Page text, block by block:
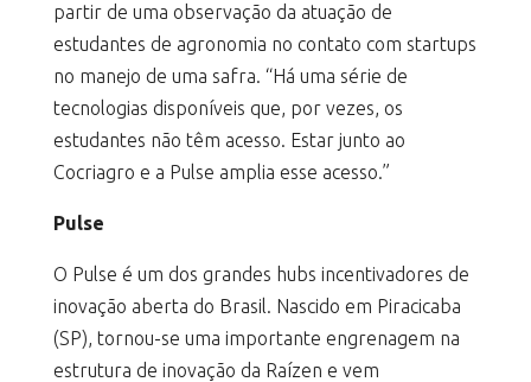
partir de uma observação da atuação de
estudantes de agronomia no contato com startups
no manejo de uma safra. “Há uma série de
tecnologias disponíveis que, por vezes, os
estudantes não têm acesso. Estar junto ao
Cocriagro e a Pulse amplia esse acesso.”
Pulse
O Pulse é um dos grandes hubs incentivadores de
inovação aberta do Brasil. Nascido em Piracicaba
(SP), tornou-se uma importante engrenagem na
estrutura de inovação da Raízen e vem